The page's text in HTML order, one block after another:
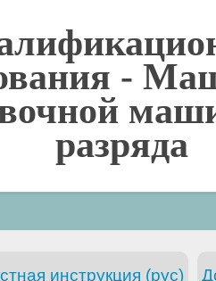
-
разряда
инструкция (рус)